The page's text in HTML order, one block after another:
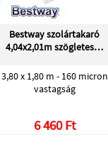
Bestway szolártakaró
4,04x2,01m szögletes…
3,80 x 1,80 m - 160 micron
vastagság
6 460 Ft